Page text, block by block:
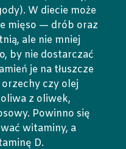
W diecie może
mięso — drób oraz
ale nie mniej
by nie dostarczać
je na tłuszcze
czy olej
z oliwek,
Powinno się
witaminy, a
D.